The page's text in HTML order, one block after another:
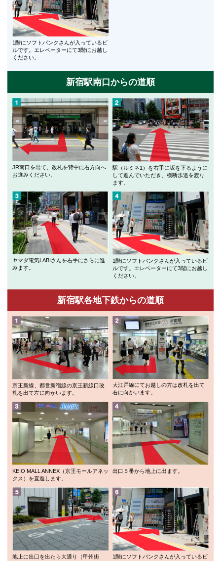
1階にソフトバンクさんが入っているビ
ルです。エレベーターにて3階にお越し
ください。
新宿駅南口からの道順
JR南口を出て、改札を背中に右方向へ
お進みください。
駅（ルミネ1）を右手に坂を下るように
して進んでいただき、横断歩道を渡り
ます。
ヤマダ電気LABIさんを右手にさらに進
みます。
1階にソフトバンクさんが入っているビ
ルです。エレベーターにて3階にお越し
ください。
新宿駅各地下鉄からの道順
京王新線、都営新宿線の京王新線口改
札を出て左に向かいます。
大江戸線にてお越しの方は改札を出て
右に向かいます。
KEIO MALL ANNEX（京王モールアネッ
クス）を直進します。
出口５番から地上に出ます。
地上に出口を出たら大通り（甲州街
1階にソフトバンクさんが入っているビ